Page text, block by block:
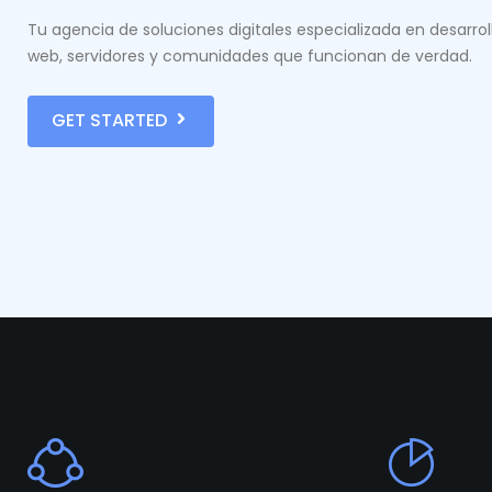
Tu agencia de soluciones digitales especializada en
web, servidores y comunidades que funcionan de verdad.
GET STARTED